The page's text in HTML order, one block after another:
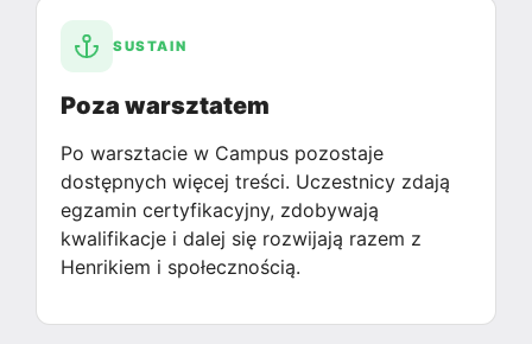
SUSTAIN
Poza warsztatem
Po warsztacie w Campus pozostaje
dostępnych więcej treści. Uczestnicy zdają
egzamin certyfikacyjny, zdobywają
kwalifikacje i dalej się rozwijają razem z
Henrikiem i społecznością.